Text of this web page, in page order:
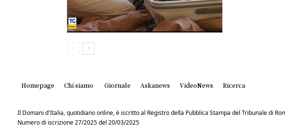
Homepage Chi siamo Giornale Askanews VideoNews Ricerca
Il Domani d'Italia, quotidiano online, è iscritto al Registro della Pubblica Stampa del Tribunale di
Numero di iscrizione 27/2025 del 20/03/2025